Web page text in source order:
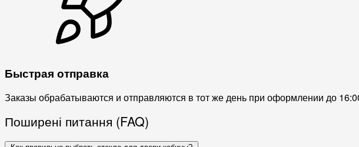
Быстрая отправка
Заказы обрабатываются и отправляются в тот же день при оформлении до
Поширені питання (FAQ)